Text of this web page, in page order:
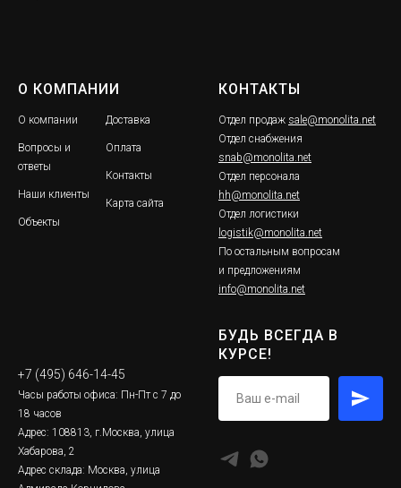
О КОМПАНИИ
О компании
Вопросы и
ответы
Наши клиенты
Объекты
Доставка
Оплата
Контакты
Карта сайта
КОНТАКТЫ
Отдел продаж sale@monolita.net
Отдел снабжения
snab@monolita.net
Отдел персонала
hh@monolita.net
Отдел логистики
logistik@monolita.net
По остальным вопросам
и предложениям
info@monolita.net
+7 (495) 646-14-45
Часы работы офиса: Пн-Пт с 7 до
18 часов
Адрес: 108813, г.Москва, улица
Хабарова, 2
Адрес склада: Москва, улица
БУДЬ ВСЕГДА В
КУРСЕ!